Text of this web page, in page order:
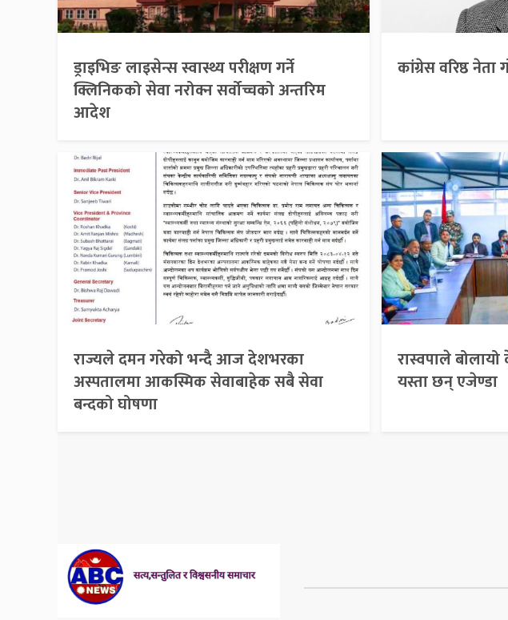
ड्राइभिङ लाइसेन्स स्वास्थ्य परीक्षण गर्ने
क्लिनिकको सेवा नरोक्न सर्वोच्चको अन्तरिम
आदेश
कांग्रेस वरिष्ठ नेता
राज्यले दमन गरेको भन्दै आज देशभरका
अस्पतालमा आकस्मिक सेवाबाहेक सबै सेवा
बन्दको घोषणा
रास्वपाले
यस्ता छन् एजेण्डा